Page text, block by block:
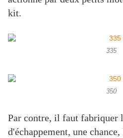
kit.
335
350
Par contre, il faut fabriquer
d'échappement, une